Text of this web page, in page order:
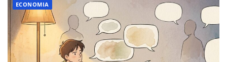
ECONOMIA